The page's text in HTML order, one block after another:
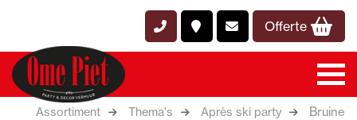
Offerte
Assortiment Thema's Après ski party
Bruine